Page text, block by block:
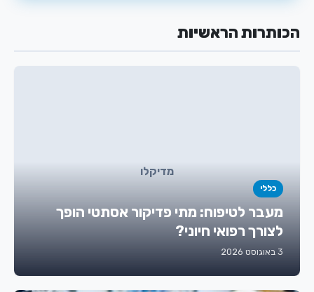
הכותרות הראשיות
מדיקלו
כללי
מעבר לטיפוח: מתי פדיקור אסתטי הופך
לצורך רפואי חיוני?
3 באוגוסט 2026